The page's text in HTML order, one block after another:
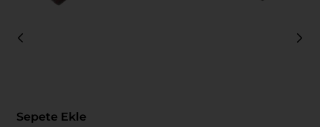
Sepete Ekle